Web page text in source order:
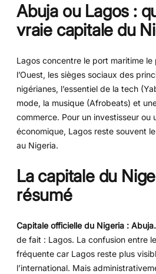
Abuja ou Lagos :
vraie capitale du
Lagos concentre le port maritime le
l’Ouest, les sièges sociaux des
nigérianes, l’essentiel de la tech
mode, la musique (Afrobeats) et
commerce. Pour un investisseur ou
économique, Lagos reste souvent
au Nigeria.
La capitale du
résumé
Capitale officielle du Nigeria : Abuja.
de fait : Lagos. La confusion entre
fréquente car Lagos reste plus
l’international. Mais